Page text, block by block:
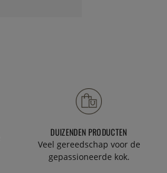
DUIZENDEN PRODUCTEN
Veel gereedschap voor de
gepassioneerde kok.